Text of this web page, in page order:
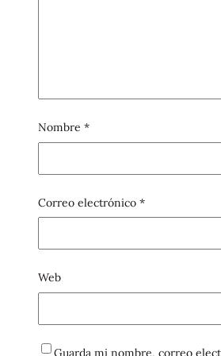
Nombre *
Correo electrónico *
Web
Guarda mi nombre, correo